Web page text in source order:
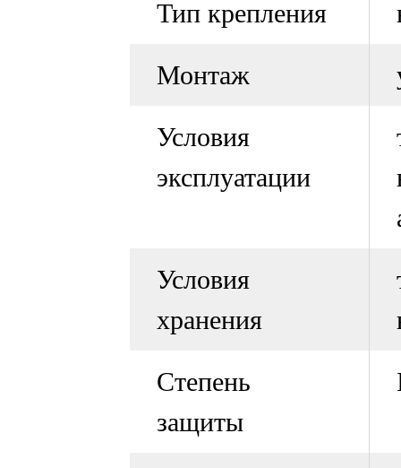
Тип крепления
Монтаж
Условия
эксплуатации
Условия
хранения
Степень
защиты